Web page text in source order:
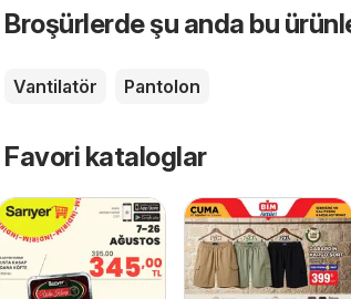
Broşürlerde şu anda bu
Vantilatör Pantolon
Favori kataloglar